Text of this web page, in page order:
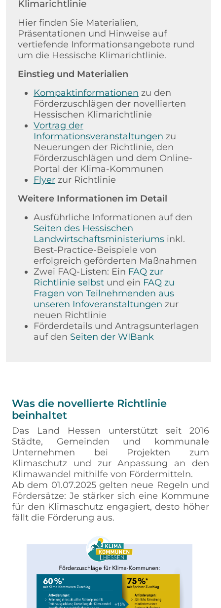
Klimarichtlinie
Hier finden Sie Materialien,
Präsentationen und Hinweise auf
vertiefende Informationsangebote rund
um die Hessische Klimarichtlinie.
Einstieg und Materialien
Kompaktinformationen zu den
Förderzuschlägen der novellierten
Hessischen Klimarichtlinie
Vortrag der
Informationsveranstaltungen zu
Neuerungen der Richtlinie, den
Förderzuschlägen und dem Online-
Portal der Klima-Kommunen
Flyer zur Richtlinie
Weitere Informationen im Detail
Ausführliche Informationen auf den
Seiten des Hessischen
Landwirtschaftsministeriums inkl.
Best-Practice-Beispiele von
erfolgreich geförderten Maßnahmen
Zwei FAQ-Listen: Ein FAQ zur
Richtlinie selbst und ein FAQ zu
Fragen von Teilnehmenden aus
unseren Infoveranstaltungen zur
neuen Richtlinie
Förderdetails und Antragsunterlagen
auf den Seiten der WIBank
Was die novellierte Richtlinie
beinhaltet
Das Land Hessen unterstützt seit 2016
Städte, Gemeinden und kommunale
Unternehmen bei Projekten zum
Klimaschutz und zur Anpassung an den
Klimawandel mithilfe von Fördermitteln.
Ab dem 01.07.2025 gelten neue Regeln und
Fördersätze: Je stärker sich eine Kommune
für den Klimaschutz engagiert, desto höher
fällt die Förderung aus.